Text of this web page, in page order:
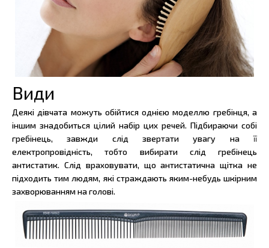
Види
Деякі дівчата можуть обійтися однією моделлю гребінця, а
іншим знадобиться цілий набір цих речей. Підбираючи собі
гребінець, завжди слід звертати увагу на її
електропровідність, тобто вибирати слід гребінець
антистатик. Слід враховувати, що антистатична щітка не
підходить тим людям, які страждають яким-небудь шкірним
захворюванням на голові.